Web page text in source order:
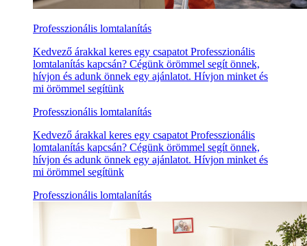
Professzionális lomtalanítás
Kedvező árakkal keres egy csapatot Professzionális
lomtalanítás kapcsán? Cégünk örömmel segít önnek,
hívjon és adunk önnek egy ajánlatot. Hívjon minket és
mi örömmel segítünk
Professzionális lomtalanítás
Kedvező árakkal keres egy csapatot Professzionális
lomtalanítás kapcsán? Cégünk örömmel segít önnek,
hívjon és adunk önnek egy ajánlatot. Hívjon minket és
mi örömmel segítünk
Professzionális lomtalanítás